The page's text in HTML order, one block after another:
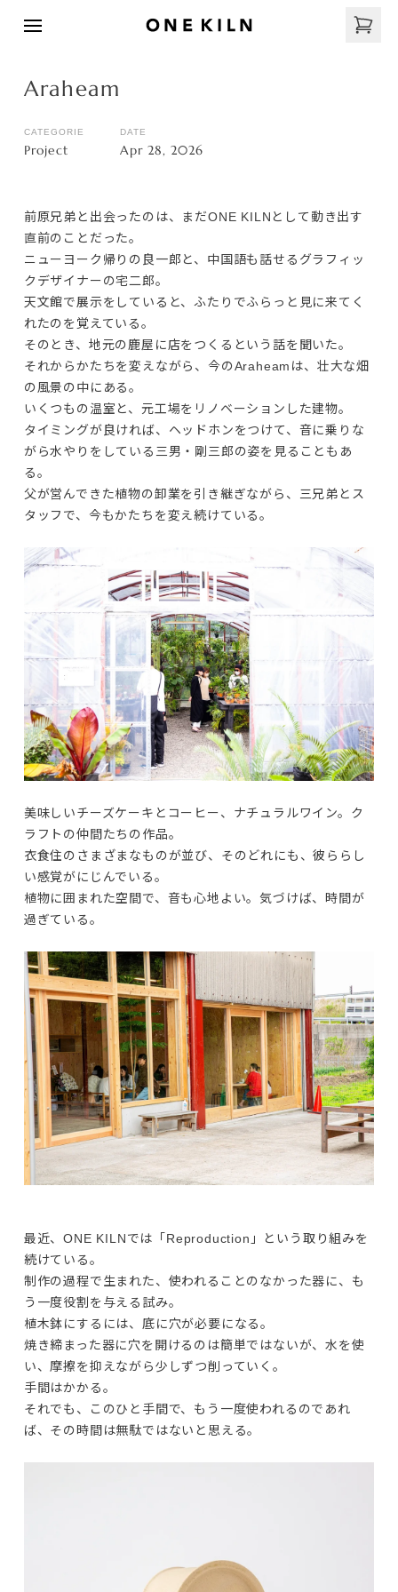
Araheam
CATEGORIE
Project
DATE
Apr 28, 2026
前原兄弟と出会ったのは、まだONE KILNとして動き出す
直前のことだった。
ニューヨーク帰りの良一郎と、中国語も話せるグラフィッ
クデザイナーの宅二郎。
天文館で展示をしていると、ふたりでふらっと見に来てく
れたのを覚えている。
そのとき、地元の鹿屋に店をつくるという話を聞いた。
それからかたちを変えながら、今のAraheamは、壮大な畑
の風景の中にある。
いくつもの温室と、元工場をリノベーションした建物。
タイミングが良ければ、ヘッドホンをつけて、音に乗りな
がら水やりをしている三男・剛三郎の姿を見ることもあ
る。
父が営んできた植物の卸業を引き継ぎながら、三兄弟とス
タッフで、今もかたちを変え続けている。
美味しいチーズケーキとコーヒー、ナチュラルワイン。ク
ラフトの仲間たちの作品。
衣食住のさまざまなものが並び、そのどれにも、彼ららし
い感覚がにじんでいる。
植物に囲まれた空間で、音も心地よい。気づけば、時間が
最近、ONE KILNでは「Reproduction」という取り組みを
続けている。
制作の過程で生まれた、使われることのなかった器に、も
う一度役割を与える試み。
植木鉢にするには、底に穴が必要になる。
焼き締まった器に穴を開けるのは簡単ではないが、水を使
い、摩擦を抑えながら少しずつ削っていく。
手間はかかる。
それでも、このひと手間で、もう一度使われるのであれ
ば、その時間は無駄ではないと思える。